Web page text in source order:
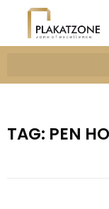
TAG: PEN